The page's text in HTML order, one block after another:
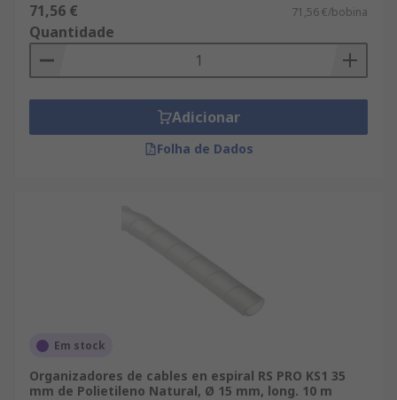
71,56 € 71,56 €/bobina
Quantidade
Adicionar
Folha de Dados
Em stock
Organizadores de cables en espiral RS PRO KS1 35
mm de Polietileno Natural, Ø 15 mm, long. 10 m